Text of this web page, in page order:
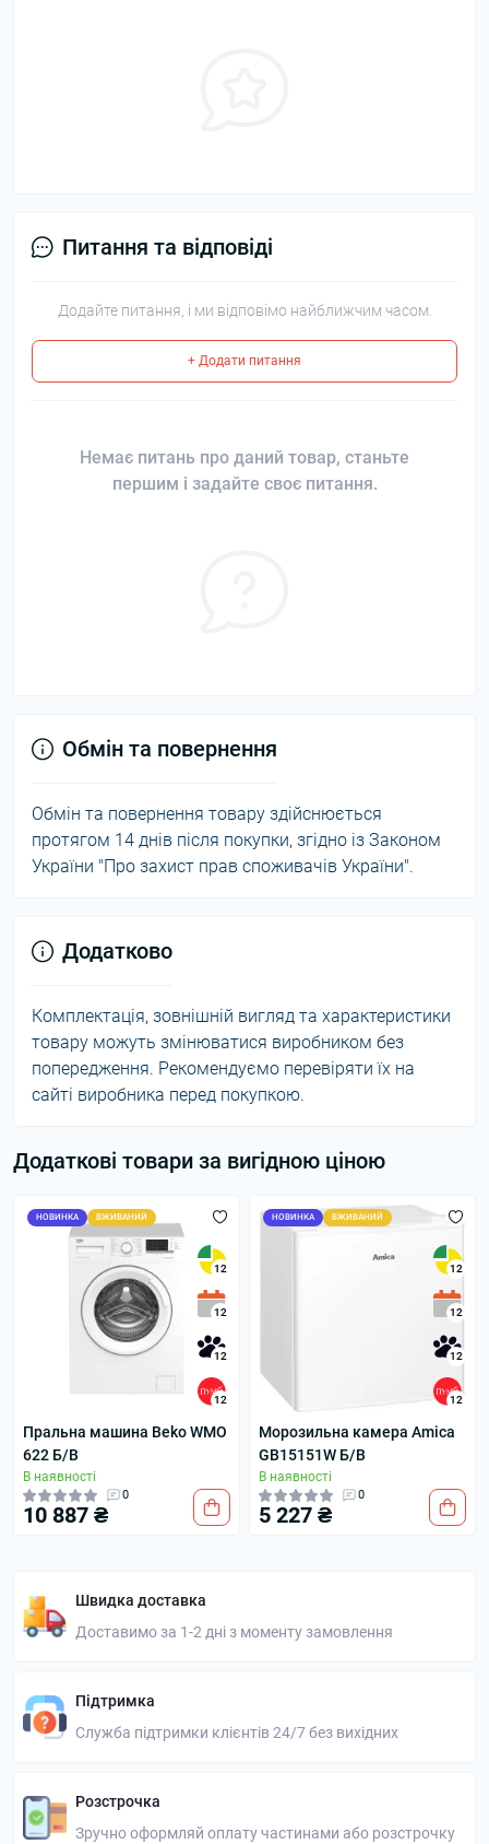
Питання та відповіді
Додайте питання, і ми відповімо найближчим часом.
+ Додати питання
Немає питань про даний товар, станьте
першим і задайте своє питання.
Обмін та повернення
Обмін та повернення товару здійснюється
протягом 14 днів після покупки, згідно із Законом
України "Про захист прав споживачів України".
Додатково
Комплектація, зовнішній вигляд та характеристики
товару можуть змінюватися виробником без
попередження. Рекомендуємо перевіряти їх на
сайті виробника перед покупкою.
Додаткові товари за вигідною ціною
НОВИНКА ВЖИВАНИЙ
12
12
12
12
Пральна машина Beko WMO
622 Б/В
В наявності
0
10 887 ₴
НОВИНКА ВЖИВАНИЙ
12
12
12
12
Морозильна камера Amica
GB15151W Б/В
В наявності
0
5 227 ₴
Швидка доставка
Доставимо за 1-2 дні з моменту замовлення
Підтримка
Служба підтримки клієнтів 24/7 без вихідних
Розстрочка
Зручно оформляй оплату частинами або розстрочку